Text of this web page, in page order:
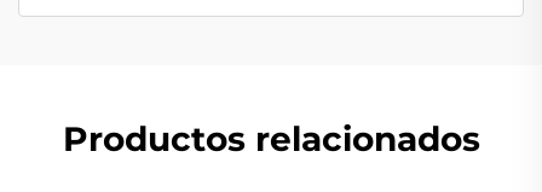
Productos relacionados